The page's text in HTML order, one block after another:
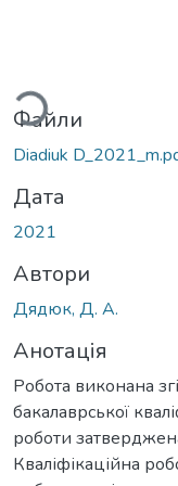
Файли
Diadiuk
Дата
2021
Автори
Дядюк, Д. А.
Анотація
Робота виконана
бакалаврської
роботи
Кваліфікаційна